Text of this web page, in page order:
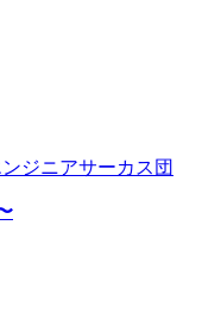
ジニアサーカス団